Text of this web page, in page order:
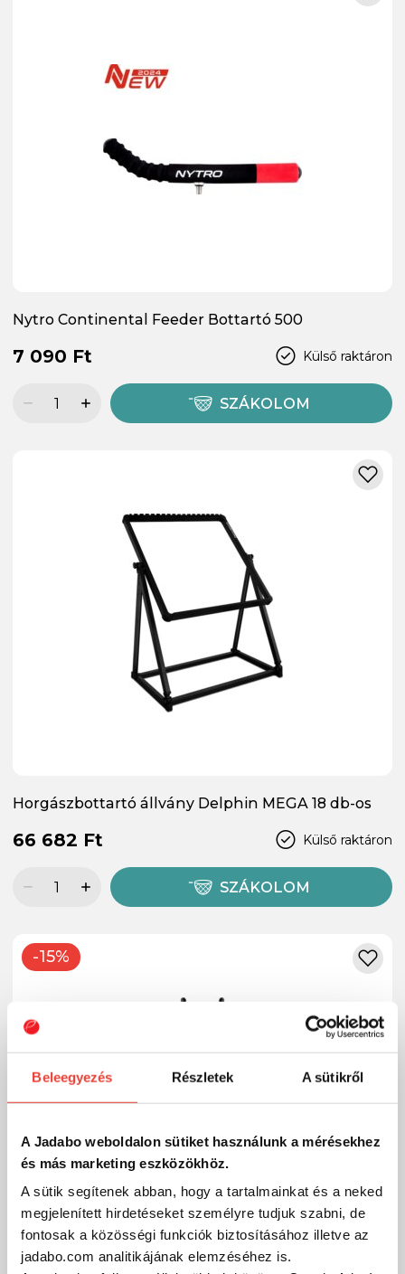
Beleegyezés Részletek A sütikről
A Jadabo weboldalon sütiket használunk a mérésekhez
és más marketing eszközökhöz.
A sütik segítenek abban, hogy a tartalmainkat és a neked
megjelenített hirdetéseket személyre tudjuk szabni, de
fontosak a közösségi funkciók biztosításához illetve az
jadabo.com analitikájának elemzéséhez is.
Nytro Continental Feeder Bottartó 500
Külső raktáron
7 090 Ft
SZÁKOLOM
Horgászbottartó állvány Delphin MEGA 18 db-os
Külső raktáron
66 682 Ft
SZÁKOLOM
-15%